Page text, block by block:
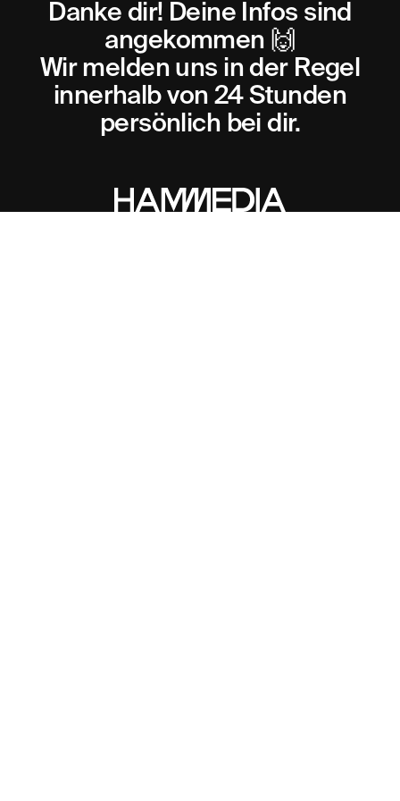
Danke dir! Deine Infos sind
angekommen 🙌
Wir melden uns in der Regel
innerhalb von 24 Stunden
persönlich bei dir.